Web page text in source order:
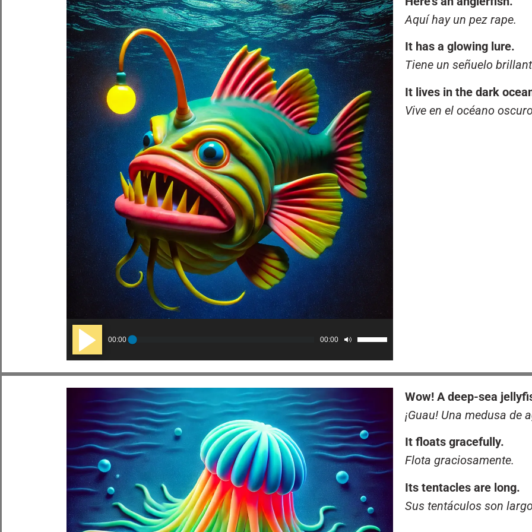
increase
or
decrease
volume.
Audio
Player
00:00 00:00
Use
increase
or
decrease
volume.
Aquí hay un pez rape.
It has a glowing lure.
Tiene un señuelo
It lives in the dark
Vive en el océano
Wow! A deep-sea
¡Guau! Una medusa de
It floats gracefully.
Flota graciosamente.
Its tentacles are long.
Sus tentáculos son